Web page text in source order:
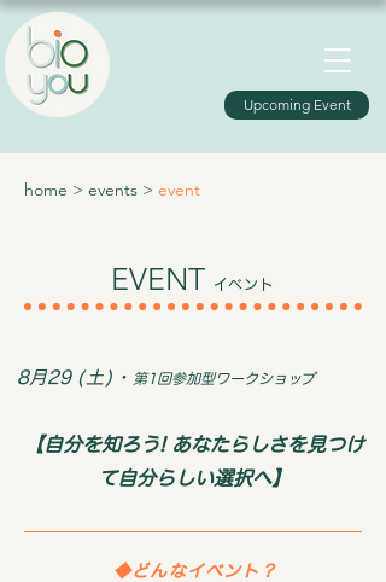
Upcoming Event
home > events > event
EVENT イベント
8月29 (土)・ 第1回参加型ワークショップ
【自分を知ろう! あなたらしさを見つけ
て自分らしい選択へ】
◆どんなイベント？